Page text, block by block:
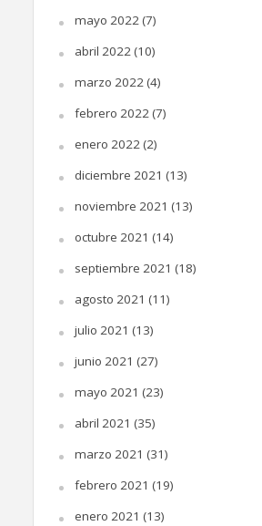
mayo 2022(7)
abril 2022(10)
marzo 2022(4)
febrero 2022(7)
enero 2022(2)
diciembre 2021 (13)
noviembre 2021 (13)
octubre 2021 (14)
septiembre 2021 (18)
agosto 2021 (11)
julio 2021 (13)
junio 2021 (27)
mayo 2021 (23)
abril 2021 (35)
marzo 2021 (31)
febrero 2021 (19)
enero 2021 (13)